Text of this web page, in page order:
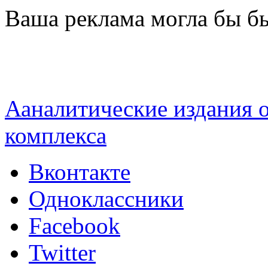
Перейти к основному содержанию
Ваша реклама могла бы
Ааналитические
комплекса
Вконтакте
Одноклассники
Facebook
Twitter